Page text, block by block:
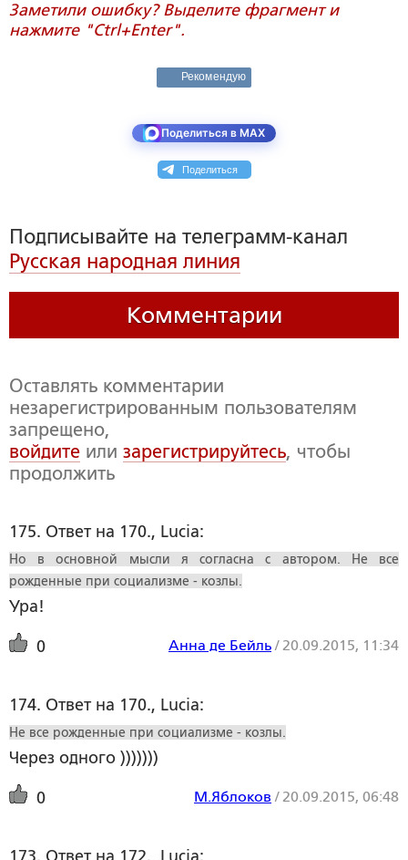
Заметили ошибку? Выделите фрагмент и
нажмите "Ctrl+Enter".
Рекомендую
Поделиться в MAX
Поделиться
Подписывайте на телеграмм-канал
Русская народная линия
Комментарии
Оставлять комментарии
незарегистрированным пользователям
запрещено,
войдите или зарегистрируйтесь, чтобы
продолжить
175. Ответ на 170., Lucia:
Но в основной мысли я согласна с автором. Не все
рожденные при социализме - козлы.
Ура!
0 Анна де Бейль/ 20.09.2015, 11:34
174. Ответ на 170., Lucia:
Не все рожденные при социализме - козлы.
Через одного )))))))
0 М.Яблоков / 20.09.2015, 06:48